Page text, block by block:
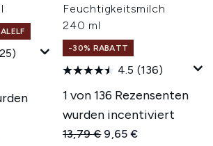
Feuchtigkeitsmilch
240 ml
-30% RABATT
4.5 (136)
1 von 136 Rezensenten
wurden incentiviert
Unverbindliche
13,79 € Aktueller Preis:
9,65 €